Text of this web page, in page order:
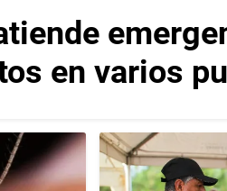
en varios